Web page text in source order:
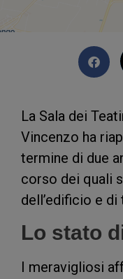
La Sala dei
Vincenzo ha
termine di due
corso dei quali
dell’edificio e
Lo stato
I meravigliosi